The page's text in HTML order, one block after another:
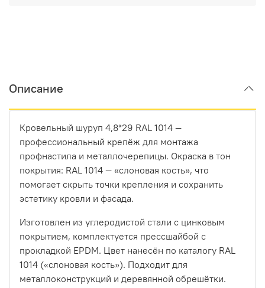
Описание
Кровельный шуруп 4,8*29 RAL 1014 —
профессиональный крепёж для монтажа
профнастила и металлочерепицы. Окраска в тон
покрытия: RAL 1014 — «слоновая кость», что
помогает скрыть точки крепления и сохранить
эстетику кровли и фасада.
Изготовлен из углеродистой стали с цинковым
покрытием, комплектуется прессшайбой с
прокладкой EPDM. Цвет нанесён по каталогу RAL
1014 («слоновая кость»). Подходит для
металлоконструкций и деревянной обрешётки.